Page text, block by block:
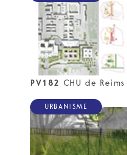
PV182 CHU de
URBANISME